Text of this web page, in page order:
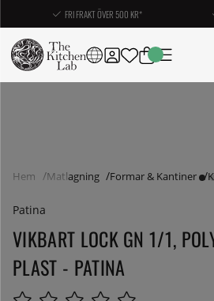
FRI FRAKT ÖVER 500 KR*
Hem Matlagning Formar & Kantiner
Patina
VIKBART LOCK GN 1/1,
PLAST - PATINA